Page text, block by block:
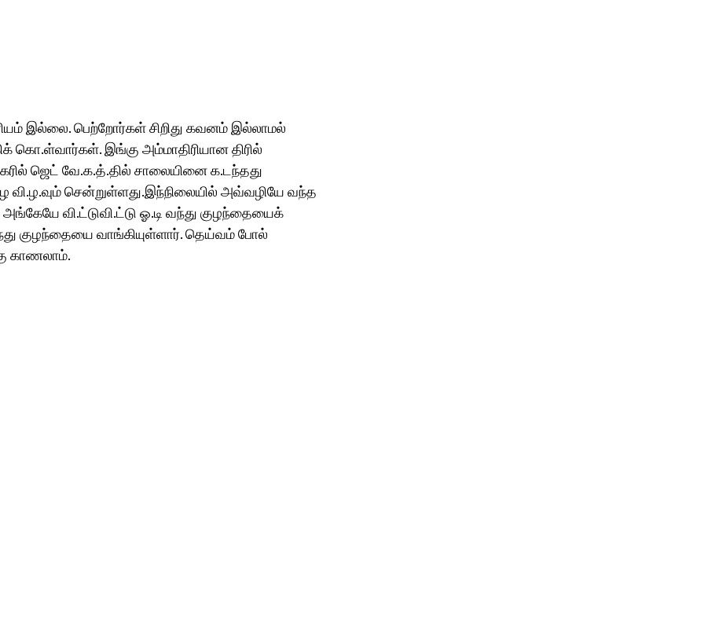
இல்லை. பெற்றோர்கள் சிறிது கவனம் இல்லாமல்
கொ.ள்வார்கள். இங்கு அம்மாதிரியான திரில்
ஜெட் வே.க.த்.தில் சாலையினை க.டந்தது
வி.ழ.வும் சென்றுள்ளது.இந்நிலையில் அவ்வழியே வந்த
வி.ட்டுவி.ட்டு ஓ.டி வந்து குழந்தையைக்
குழந்தையை வாங்கியுள்ளார். தெய்வம் போல்
காணலாம்.